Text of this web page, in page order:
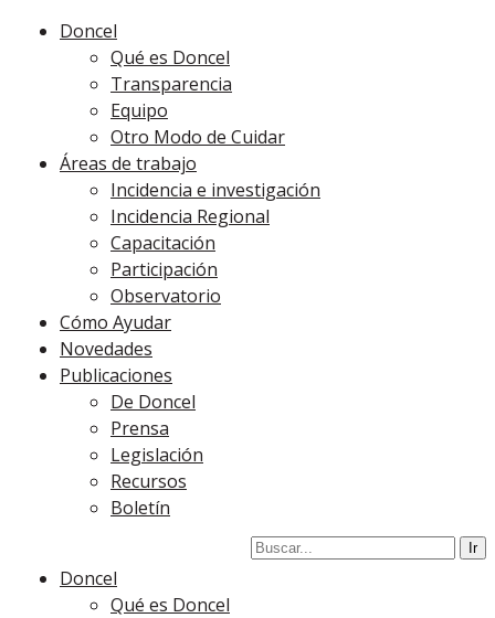
Doncel
Qué es Doncel
Transparencia
Equipo
Otro Modo de Cuidar
Áreas de trabajo
Incidencia e investigación
Incidencia Regional
Capacitación
Participación
Observatorio
Cómo Ayudar
Novedades
Publicaciones
De Doncel
Prensa
Legislación
Recursos
Boletín
Doncel
Qué es Doncel